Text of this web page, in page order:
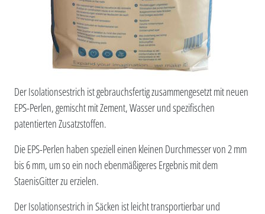
Der Isolationsestrich ist gebrauchsfertig zusammengesetzt mit neuen
EPS-Perlen, gemischt mit Zement, Wasser und spezifischen
patentierten Zusatzstoffen.
Die EPS-Perlen haben speziell einen kleinen Durchmesser von 2 mm
bis 6 mm, um so ein noch ebenmäßigeres Ergebnis mit dem
StaenisGitter zu erzielen.
Der Isolationsestrich in Säcken ist leicht transportierbar und